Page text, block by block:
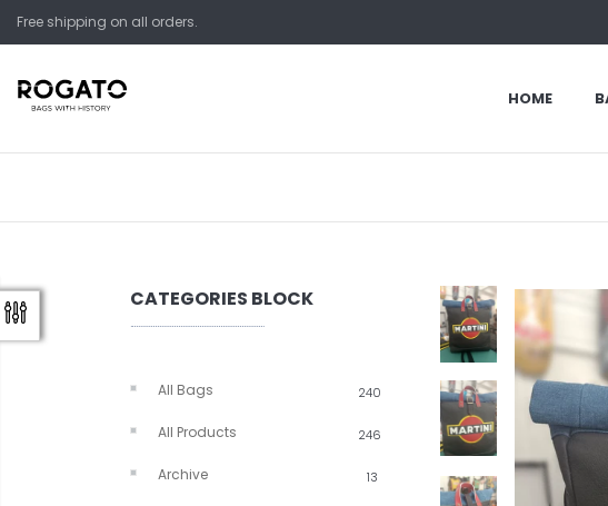
Free shipping on all orders.
HOME
CATEGORIES BLOCK
All Bags 240
All Products 246
Archive 13